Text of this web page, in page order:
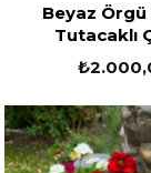
Beyaz Örgü
Tutacaklı